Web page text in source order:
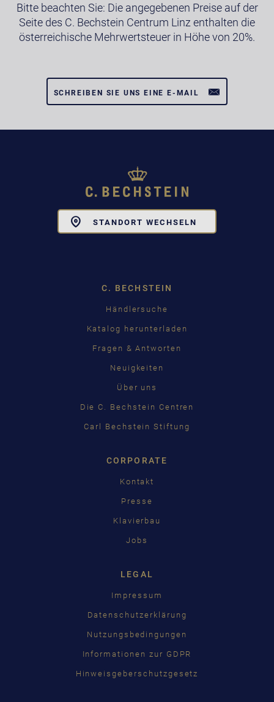
Bitte beachten Sie: Die angegebenen Preise auf der
Seite des C. Bechstein Centrum Linz enthalten die
österreichische Mehrwertsteuer in Höhe von 20%.
SCHREIBEN SIE UNS EINE E-MAIL
STANDORT WECHSELN
C. BECHSTEIN
Händlersuche
Katalog herunterladen
Fragen & Antworten
Neuigkeiten
Über uns
Die C. Bechstein Centren
Carl Bechstein Stiftung
CORPORATE
Kontakt
Presse
Klavierbau
Jobs
LEGAL
Impressum
Datenschutzerklärung
Nutzungsbedingungen
Informationen zur GDPR
Hinweisgeberschutzgesetz